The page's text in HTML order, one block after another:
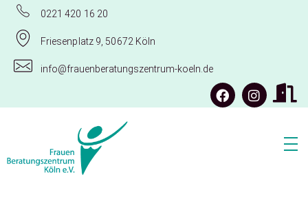
0221 420 16 20
Friesenplatz 9, 50672 Köln
info@frauenberatungszentrum-koeln.de